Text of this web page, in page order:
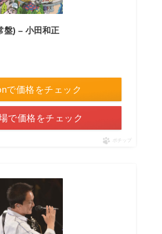
盤) – 小田和正
で価格をチェック
で価格をチェック
ポチップ